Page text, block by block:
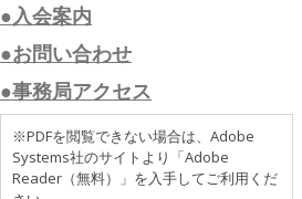
●入会案内
●お問い合わせ
●事務局アクセス
※PDFを閲覧できない場合は、Adobe
Systems社のサイトより「Adobe
Reader（無料）」を入手してご利用くだ